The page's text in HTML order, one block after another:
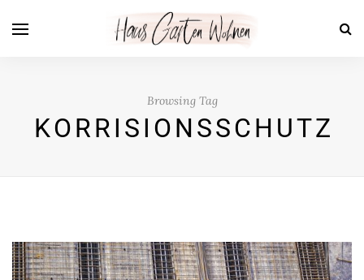
Browsing Tag
KORRISIONSSCHUTZ